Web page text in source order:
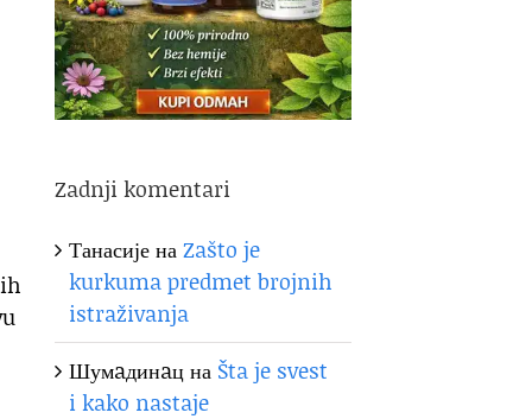
Zadnji komentari
ТанасијенаZašto je
kurkuma predmet brojnih
istraživanja
Шумaдинaцна Šta je svest
i kako nastaje